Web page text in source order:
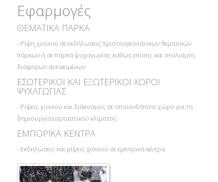
Εφαρμογές
ΘΕΜΑΤΙΚΑ ΠΑΡΚΑ
- Ρίψη χιονιού σε εκδήλωσεις Xριστουγεννιάτικων θεματικών
πάρκων ή σε πάρκα ψυχαγωγίας καθώς επίσης και στολισμός
διάφορων αντικειμένων
ΕΣΩΤΕΡΙΚΟΙ ΚΑΙ ΕΞΩΤΕΡΙΚΟΙ ΧΩΡΟΙ
ΨΥΧΑΓΩΓΙΑΣ
- Ρίψεις χιονιού και διάκοσμος σε οποιονδήποτε χώρο για τη
δημιουργία εορταστικού κλίματος
ΕΜΠΟΡΙΚΑ ΚΕΝΤΡΑ
- Εκδηλώσεις και ρίψεις χιονιού σε εμπορικά κέντρα